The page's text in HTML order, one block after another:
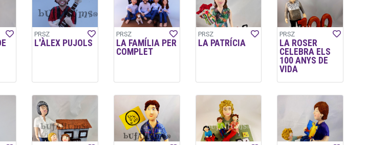
PRSZ
L'ÀLEX PUJOLS
PRSZ
LA FAMÍLIA PER
COMPLET
PRSZ
LA PATRÍCIA
PRSZ
LA ROSER
CELEBRA ELS
100 ANYS DE
VIDA